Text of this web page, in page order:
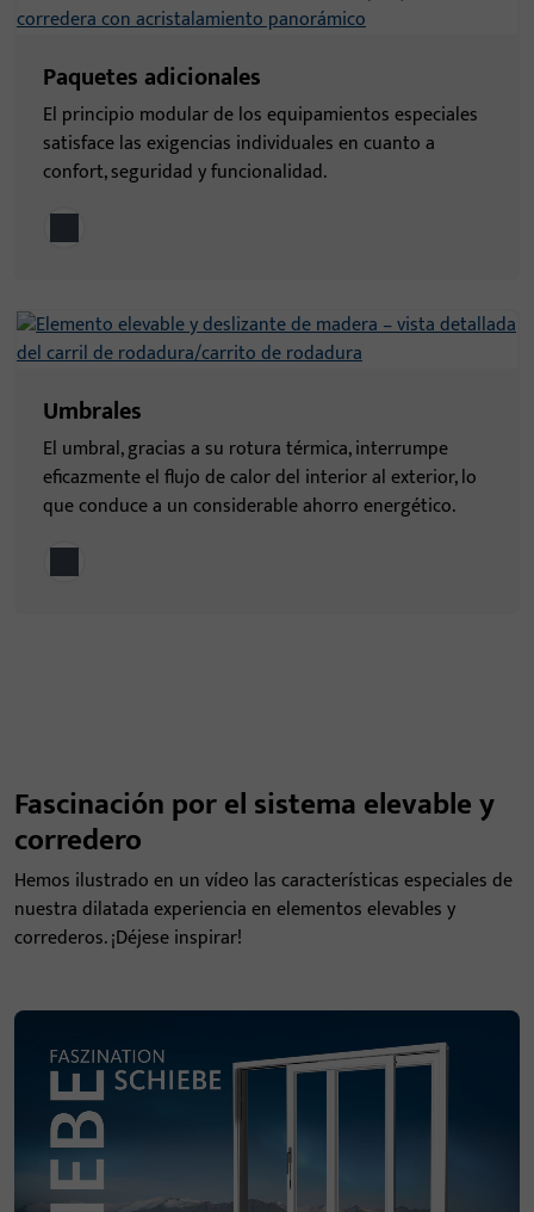
Paquetes adicionales
El principio modular de los equipamientos especiales
satisface las exigencias individuales en cuanto a
confort, seguridad y funcionalidad.
Umbrales
El umbral, gracias a su rotura térmica, interrumpe
eficazmente el flujo de calor del interior al exterior, lo
que conduce a un considerable ahorro energético.
Fascinación por el sistema elevable y
corredero
Hemos ilustrado en un vídeo las características especiales de
nuestra dilatada experiencia en elementos elevables y
correderos. ¡Déjese inspirar!